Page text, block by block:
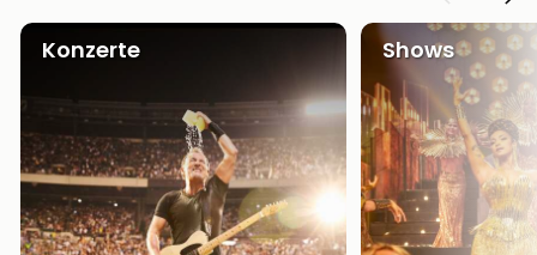
Konzerte Shows